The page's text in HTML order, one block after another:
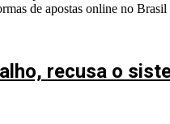
de apostas online no
recusa o